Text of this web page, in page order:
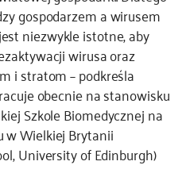
gospodarzem a wirusem
niezwykle istotne, aby
wirusa oraz
i stratom – podkreśla
obecnie na stanowisku
Szkole Biomedycznej na
w Wielkiej Brytanii
University of Edinburgh)